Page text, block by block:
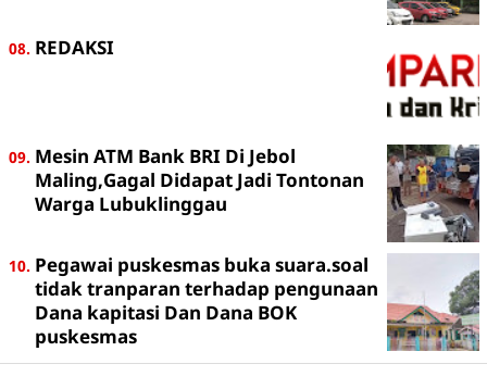
REDAKSI
Mesin ATM Bank BRI Di Jebol
Maling,Gagal Didapat Jadi Tontonan
Warga Lubuklinggau
Pegawai puskesmas buka suara.soal
tidak tranparan terhadap pengunaan
Dana kapitasi Dan Dana BOK
puskesmas